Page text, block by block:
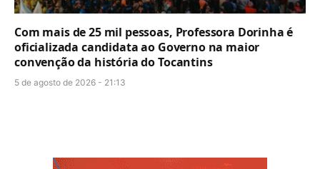
Com mais de 25 mil pessoas, Professora Dorinha é
oficializada candidata ao Governo na maior
convenção da história do Tocantins
5 de agosto de 2026 - 21:13